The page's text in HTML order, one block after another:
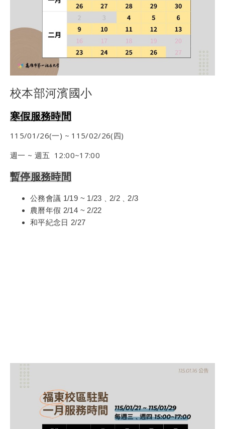
校本部河濱國小
寒假服務時間
115/01/26(一) ~ 115/02/26(四)
週一 ~ 週五 12:00~17:00
暫停服務時間
公務會議 1/19 ~ 1/23﹑2/2﹑2/3
農曆年假 2/14 ~ 2/22
和平紀念日 2/27